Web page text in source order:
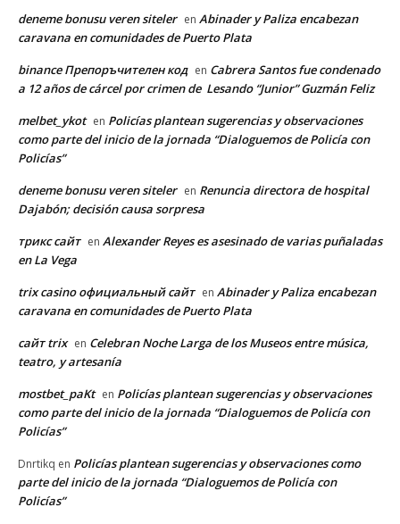
deneme bonusu veren siteler en Abinader y Paliza encabezan
caravana en comunidades de Puerto Plata
binance Препоръчителен код en Cabrera Santos fue condenado
a 12 años de cárcel por crimen de Lesando “Junior” Guzmán Feliz
melbet_ykot en Policías plantean sugerencias y observaciones
como parte del inicio de la jornada “Dialoguemos de Policía con
Policías”
deneme bonusu veren siteler en Renuncia directora de hospital
Dajabón; decisión causa sorpresa
трикс сайт en Alexander Reyes es asesinado de varias puñaladas
en La Vega
trix casino официальный сайт en Abinader y Paliza encabezan
caravana en comunidades de Puerto Plata
сайт trix en Celebran Noche Larga de los Museos entre música,
teatro, y artesanía
mostbet_paKt en Policías plantean sugerencias y observaciones
como parte del inicio de la jornada “Dialoguemos de Policía con
Policías”
Dnrtikq en Policías plantean sugerencias y observaciones como
parte del inicio de la jornada “Dialoguemos de Policía con
Policías”